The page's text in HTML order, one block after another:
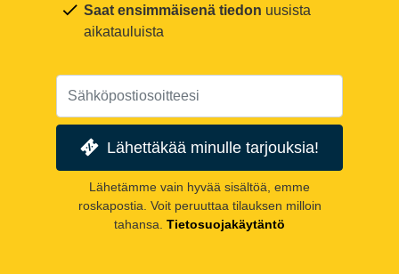
Saat ensimmäisenä tiedon uusista
aikatauluista
Lähettäkää minulle tarjouksia!
Lähetämme vain hyvää sisältöä, emme
roskapostia. Voit peruuttaa tilauksen milloin
tahansa. Tietosuojakäytäntö